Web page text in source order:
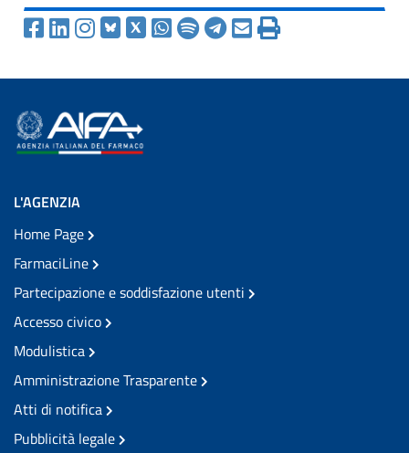
L'AGENZIA
Home Page
FarmaciLine
Partecipazione e soddisfazione utenti
Accesso civico
Modulistica
Amministrazione Trasparente
Atti di notifica
Pubblicità legale